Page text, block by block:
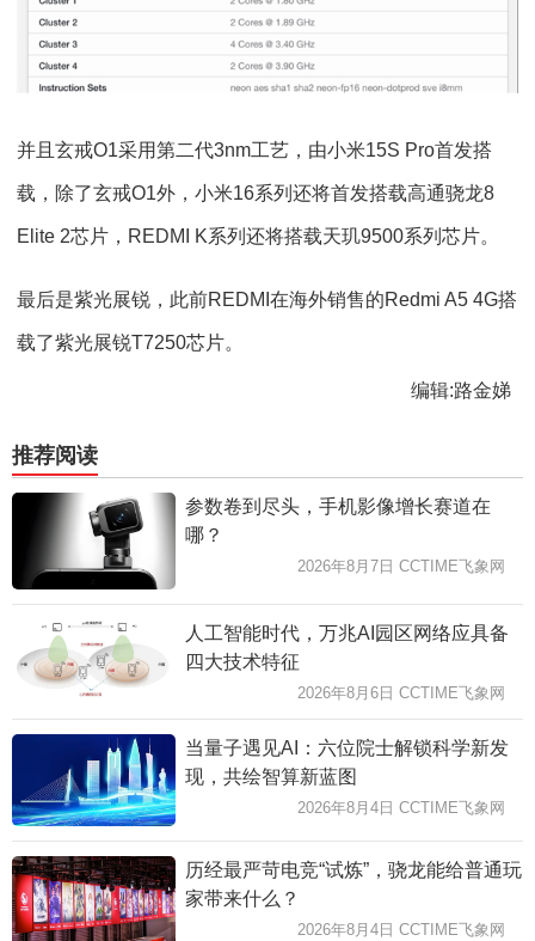
并且玄戒O1采用第二代3nm工艺，由小米15S Pro首发搭
载，除了玄戒O1外，小米16系列还将首发搭载高通骁龙8
Elite 2芯片，REDMI K系列还将搭载天玑9500系列芯片。
最后是紫光展锐，此前REDMI在海外销售的Redmi A5 4G搭
载了紫光展锐T7250芯片。
编辑:路金娣
推荐阅读
参数卷到尽头，手机影像增长赛道在
哪？
2026年8月7日 CCTIME飞象网
人工智能时代，万兆AI园区网络应具备
四大技术特征
2026年8月6日 CCTIME飞象网
当量子遇见AI：六位院士解锁科学新发
现，共绘智算新蓝图
2026年8月4日 CCTIME飞象网
历经最严苛电竞“试炼”，骁龙能给普通玩
家带来什么？
2026年8月4日 CCTIME飞象网